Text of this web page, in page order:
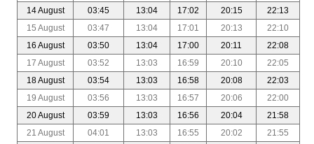
14 August
03:45 13:04 17:02 20:15
22:13
15 August
03:47 13:04 17:01 20:13
22:10
16 August
03:50 13:04 17:00 20:11
22:08
17 August
03:52 13:03 16:59 20:10
22:05
18 August
03:54 13:03 16:58 20:08
22:03
19 August
03:56 13:03 16:57 20:06
22:00
20 August
03:59 13:03 16:56 20:04
21:58
21 August
04:01 13:03 16:55 20:02
21:55